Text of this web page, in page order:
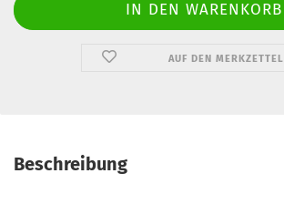
AUF DEN MERKZETTEL
Beschreibung